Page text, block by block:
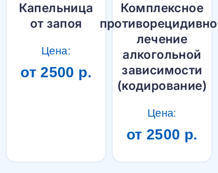
Капельница
от запоя
Цена:
от 2500 р.
Комплексное
лечение
алкогольной
зависимости
(кодирование)
Цена:
от 2500 р.